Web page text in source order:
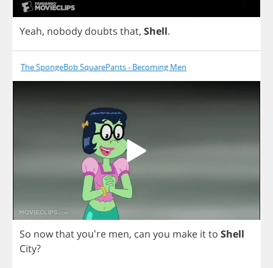
Yeah, nobody doubts that, Shell.
The SpongeBob SquarePants - Becoming Men
So nowthatyou're men, can you make itto Shell
City?